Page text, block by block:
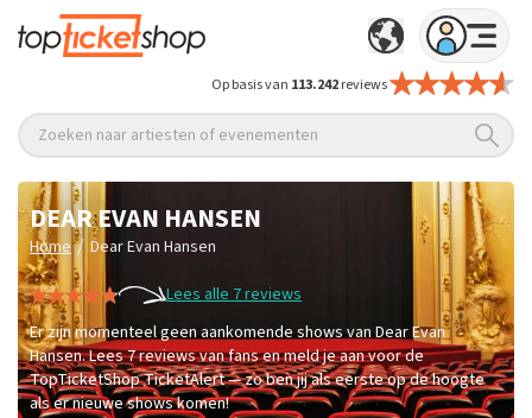
Op basis van 113.242reviews
Zoeken naar artiesten of evenementen
DEAR EVAN HANSEN
Home / Dear Evan Hansen
Lees alle 7 reviews
Er zijn momenteel geen aankomende shows van Dear Evan
Hansen. Lees 7 reviews van fans en meld je aan voor de
TopTicketShop TicketAlert — zo ben jij als eerste op de hoogte
als er nieuwe shows komen!